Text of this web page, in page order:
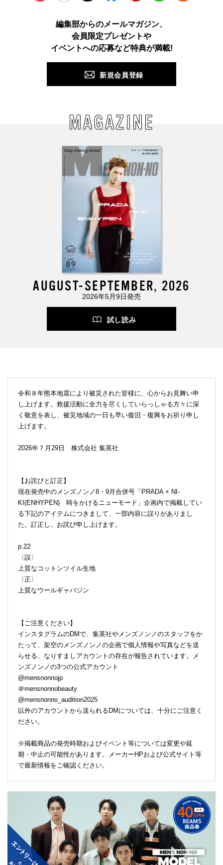
TikTok X Facebook Pinterest LINE
編集部からのメールマガジン、
会員限定プレゼントや
イベントへの応募など特典が満載!
新規会員登録
MAGAZINE
AUGUST-SEPTEMBER, 2026
2026年5月9日発売
試し読み
令和８年熊本地震により被災された皆様に、心からお見舞い申
し上げます。救援活動に全力を尽くしていらっしゃる方々に深
く敬意を表し、被災地域の一日も早い復旧・復興をお祈り申し
上げます。
2026年７月29日 株式会社 集英社
【お詫びと訂正】
現在発売中のメンズノンノ8・9月合併号「PRADA × NI-
KI(ENHYPEN) 時をかけるニューモード」企画内で掲載してい
る下記のアイテムにつきまして、一部内容に誤りがありまし
た。訂正し、お詫び申し上げます。
p.22
〈誤〉
上質なコットンツイル生地
〈正〉
上質なウールギャバジン
【ご注意ください】
インスタグラムのDMで、集英社やメンズノンノのスタッフをか
たって、架空のメンズノンノの企画で個人情報や写真などを送
らせる、なりすましアカウントの存在が報告されています。メ
ンズノンノの3つの公式アカウント
@mensnonnojp
＠mensnonnobeauty
@mensnonno_audition2025
以外のアカウントから送られるDMについては、十分にご注意く
ださい。
※掲載商品の発売時期およびイベント等については変更や延
期・中止の可能性があります。メーカーHPおよび公式サイト等
で最新情報をご確認ください。